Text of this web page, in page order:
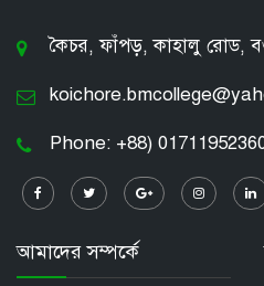
কৈচর, ফাঁপড়, কাহালু রোড,
Phone: +88)
আমাদের সম্পর্কে